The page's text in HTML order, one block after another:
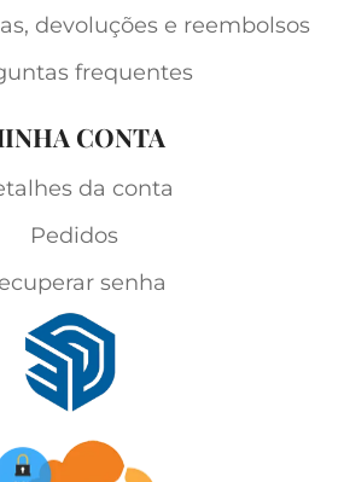
devoluções e reembolsos
frequentes
CONTA
da conta
Pedidos
senha